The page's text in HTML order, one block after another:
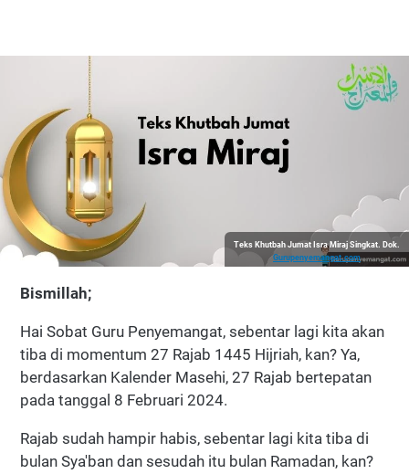
Teks Khutbah Jumat Isra Miraj Singkat. Dok.
Gurupenyemangat.com
Bismillah;
Hai Sobat Guru Penyemangat, sebentar lagi kita akan
tiba di momentum 27 Rajab 1445 Hijriah, kan? Ya,
berdasarkan Kalender Masehi, 27 Rajab bertepatan
pada tanggal 8 Februari 2024.
Rajab sudah hampir habis, sebentar lagi kita tiba di
bulan Sya'ban dan sesudah itu bulan Ramadan, kan?